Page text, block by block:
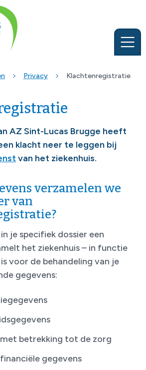
Privacy Klachtenregistratie
AZ Sint-Lucas Brugge heeft
klacht neer te leggen bij
van het ziekenhuis.
verzamelen we
van
je specifiek dossier een
het ziekenhuis – in functie
voor de behandeling van je
gegevens:
betrekking tot de zorg
gegevens